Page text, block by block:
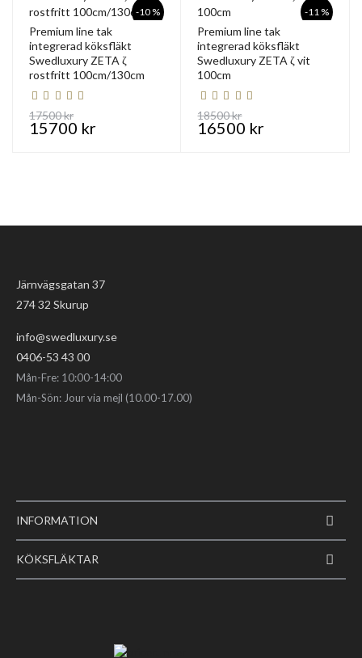
-10 %
Premium line tak
integrerad köksfläkt
Swedluxury ZETA ζ
rostfritt 100cm/130cm
15700 kr
17500 kr
-11 %
Premium line tak
integrerad köksfläkt
Swedluxury ZETA ζ vit
100cm
16500 kr
18500 kr
Järnvägsgatan 37
274 32 Skurup
info@swedluxury.se
0406-53 43 00
Mån-Fre: 10:00-14:00
Mån-Sön: Jour via mejl (10.00-17.00)
INFORMATION
KÖKSFLÄKTAR